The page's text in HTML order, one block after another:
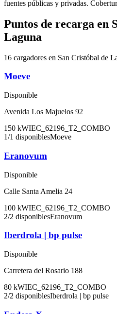
fuentes públicas y privadas.
Puntos de recarga en
Laguna
16 cargadores en San Cristóbal de
Moeve
Disponible
Avenida Los Majuelos 92
150 kWIEC_62196_T2_COMBO
1/1 disponiblesMoeve
Eranovum
Disponible
Calle Santa Amelia 24
100 kWIEC_62196_T2_COMBO
2/2 disponiblesEranovum
Iberdrola | bp pulse
Disponible
Carretera del Rosario 188
80 kWIEC_62196_T2_COMBO
2/2 disponiblesIberdrola | bp pulse